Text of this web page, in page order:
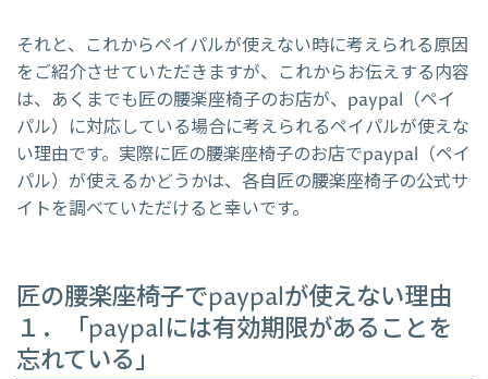
それと、これからペイパルが使えない時に考えられる原因
をご紹介させていただきますが、これからお伝えする内容
は、あくまでも匠の腰楽座椅子のお店が、paypal（ペイ
パル）に対応している場合に考えられるペイパルが使えな
い理由です。実際に匠の腰楽座椅子のお店でpaypal（ペイ
パル）が使えるかどうかは、各自匠の腰楽座椅子の公式サ
イトを調べていただけると幸いです。
匠の腰楽座椅子でpaypalが使えない理由
１．「paypalには有効期限があることを
忘れている」